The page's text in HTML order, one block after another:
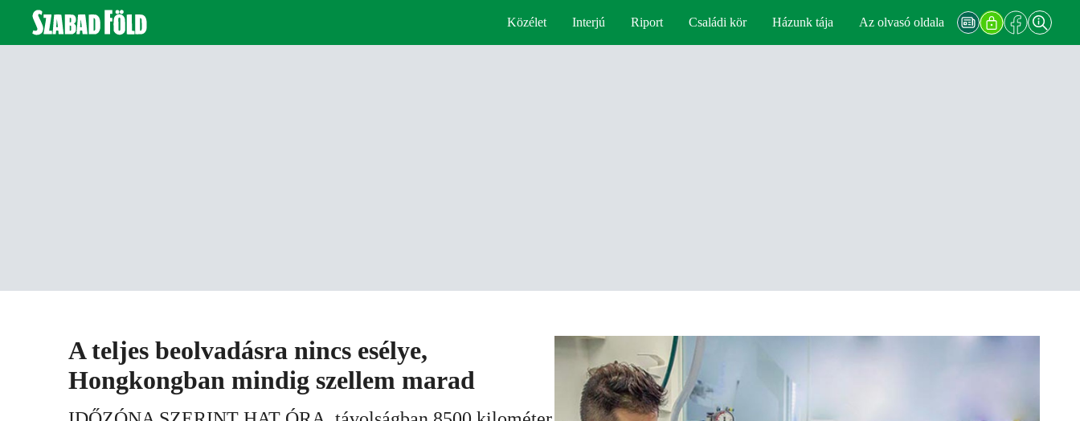
Közélet Interjú Riport Családi kör Házunk tája Az olvasó oldala
A teljes beolvadásra nincs esélye,
Hongkongban mindig szellem marad